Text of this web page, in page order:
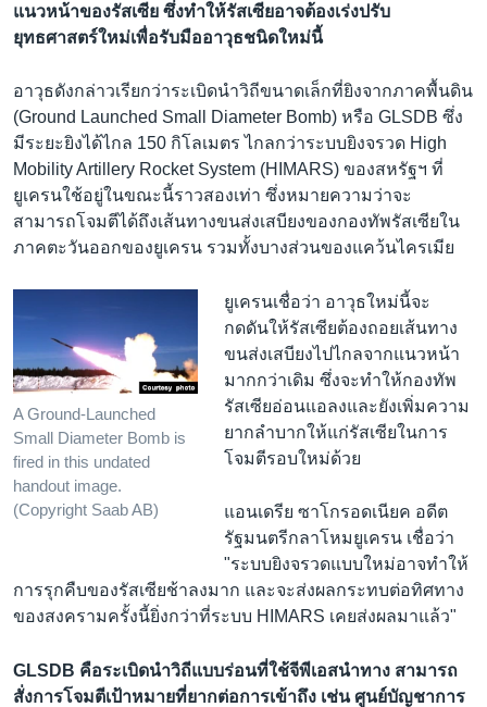
แนวหน้าของรัสเซีย ซึ่งทำให้รัสเซียอาจต้องเร่งปรับ
ยุทธศาสตร์ใหม่เพื่อรับมืออาวุธชนิดใหม่นี้
อาวุธดังกล่าวเรียกว่าระเบิดนำวิถีขนาดเล็กที่ยิงจากภาคพื้นดิน
(Ground Launched Small Diameter Bomb) หรือ GLSDB ซึ่ง
มีระยะยิงได้ไกล 150 กิโลเมตร ไกลกว่าระบบยิงจรวด High
Mobility Artillery Rocket System (HIMARS) ของสหรัฐฯ ที่
ยูเครนใช้อยู่ในขณะนี้ราวสองเท่า ซึ่งหมายความว่าจะ
สามารถโจมตีได้ถึงเส้นทางขนส่งเสบียงของกองทัพรัสเซียใน
ภาคตะวันออกของยูเครน รวมทั้งบางส่วนของแคว้นไครเมีย
A Ground-Launched
Small Diameter Bomb is
fired in this undated
handout image.
(Copyright Saab AB)
ยูเครนเชื่อว่า อาวุธใหม่นี้จะ
กดดันให้รัสเซียต้องถอยเส้นทาง
ขนส่งเสบียงไปไกลจากแนวหน้า
มากกว่าเดิม ซึ่งจะทำให้กองทัพ
รัสเซียอ่อนแอลงและยังเพิ่มความ
ยากลำบากให้แก่รัสเซียในการ
โจมตีรอบใหม่ด้วย
แอนเดรีย ซาโกรอดเนียค อดีต
รัฐมนตรีกลาโหมยูเครน เชื่อว่า
"ระบบยิงจรวดแบบใหม่อาจทำให้
การรุกคืบของรัสเซียช้าลงมาก และจะส่งผลกระทบต่อทิศทาง
ของสงครามครั้งนี้ยิ่งกว่าที่ระบบ HIMARS เคยส่งผลมาแล้ว"
GLSDB คือระเบิดนำวิถีแบบร่อนที่ใช้จีพีเอสนำทาง สามารถ
สั่งการโจมตีเป้าหมายที่ยากต่อการเข้าถึง เช่น ศูนย์บัญชาการ